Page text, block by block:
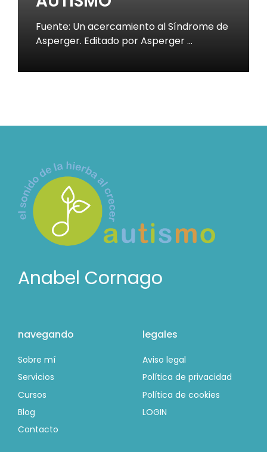
Fuente: Un acercamiento al Síndrome de
Asperger. Editado por Asperger …
Anabel Cornago
navegando
Sobre mí
Servicios
Cursos
Blog
Contacto
legales
Aviso legal
Política de privacidad
Política de cookies
LOGIN